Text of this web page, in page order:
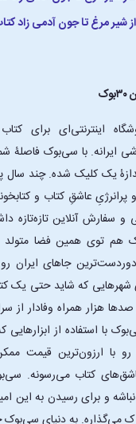
از شیر مرغ تا جون آدمی زاد
اینترنتی‌ای برای
ایرانه. با سی‌بوک فاصلۀ
عاشقِ کتاب و
و سفارش آنلاین تازه‌تازه
توی همین فضا متولد
جاهای ایران
شهرهایی که شاید حتی یک
صدها هزار همراه وفادار از
با استفاده از ابزارهایی
با ارزون‌ترین قیمت
کتاب می‌رسونه.
و برای رسیدن به این
می‌گذاره. به دنیای